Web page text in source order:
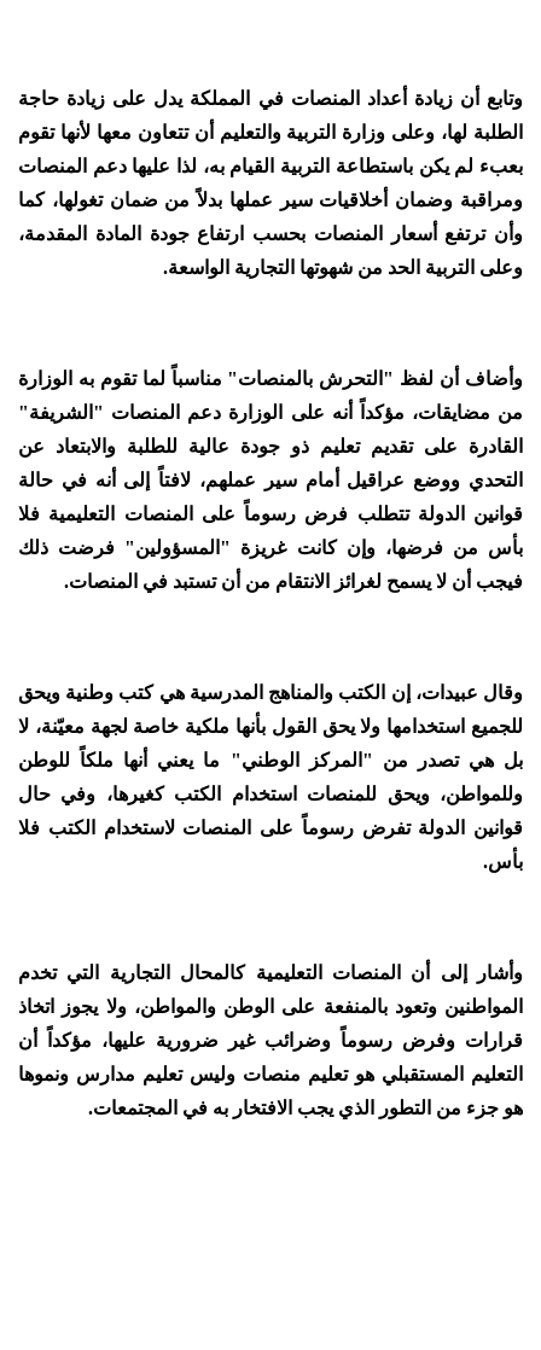
وتابع أن زيادة أعداد المنصات في المملكة يدل على زيادة حاجة
الطلبة لها، وعلى وزارة التربية والتعليم أن تتعاون معها لأنها تقوم
بعبء لم يكن باستطاعة التربية القيام به، لذا عليها دعم المنصات
ومراقبة وضمان أخلاقيات سير عملها بدلاً من ضمان تغولها، كما
وأن ترتفع أسعار المنصات بحسب ارتفاع جودة المادة المقدمة،
وعلى التربية الحد من شهوتها التجارية الواسعة.
وأضاف أن لفظ "التحرش بالمنصات" مناسباً لما تقوم به الوزارة
من مضايقات، مؤكداً أنه على الوزارة دعم المنصات "الشريفة"
القادرة على تقديم تعليم ذو جودة عالية للطلبة والابتعاد عن
التحدي ووضع عراقيل أمام سير عملهم، لافتاً إلى أنه في حالة
قوانين الدولة تتطلب فرض رسوماً على المنصات التعليمية فلا
بأس من فرضها، وإن كانت غريزة "المسؤولين" فرضت ذلك
فيجب أن لا يسمح لغرائز الانتقام من أن تستبد في المنصات.
وقال عبيدات، إن الكتب والمناهج المدرسية هي كتب وطنية ويحق
للجميع استخدامها ولا يحق القول بأنها ملكية خاصة لجهة معيّنة، لا
بل هي تصدر من "المركز الوطني" ما يعني أنها ملكاً للوطن
وللمواطن، ويحق للمنصات استخدام الكتب كغيرها، وفي حال
قوانين الدولة تفرض رسوماً على المنصات لاستخدام الكتب فلا
بأس.
وأشار إلى أن المنصات التعليمية كالمحال التجارية التي تخدم
المواطنين وتعود بالمنفعة على الوطن والمواطن، ولا يجوز اتخاذ
قرارات وفرض رسوماً وضرائب غير ضرورية عليها، مؤكداً أن
التعليم المستقبلي هو تعليم منصات وليس تعليم مدارس ونموها
هو جزء من التطور الذي يجب الافتخار به في المجتمعات.